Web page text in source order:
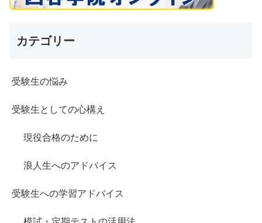
カテゴリー
受験生の悩み
受験生としての心構え
現役合格のために
浪人生へのアドバイス
受験生への学習アドバイス